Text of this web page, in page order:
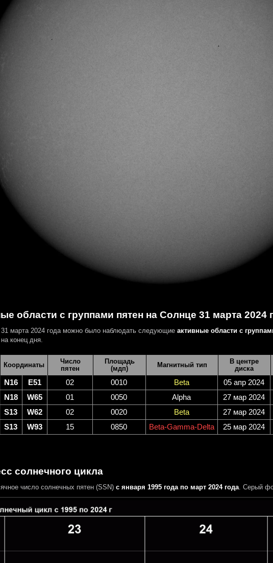
области с группами пятен на Солнце 31 марта 2024
марта 2024 года можно было наблюдать следующие активные области с
конец дня.
Координаты
Число
пятен
Площадь
(мдп)
Магнитный тип
В центре
диска
N16 E51 02 0010 Beta 05 апр 2024
N18 W65 01 0050 Alpha 27 мар 2024
S13 W62 02 0020 Beta 27 мар 2024
S13 W93 15 0850 Beta-Gamma-Delta 25 мар 2024
солнечного цикла
число солнечных пятен (SSN) с января 1995 года по март 2024 года. Серый